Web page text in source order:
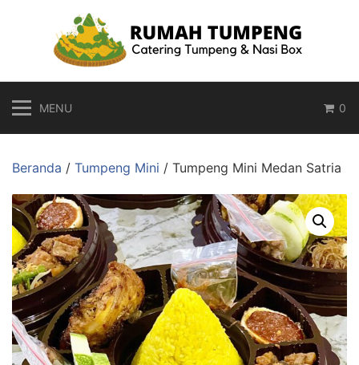
MENU 0
Beranda / Tumpeng Mini / Tumpeng Mini Medan Satria